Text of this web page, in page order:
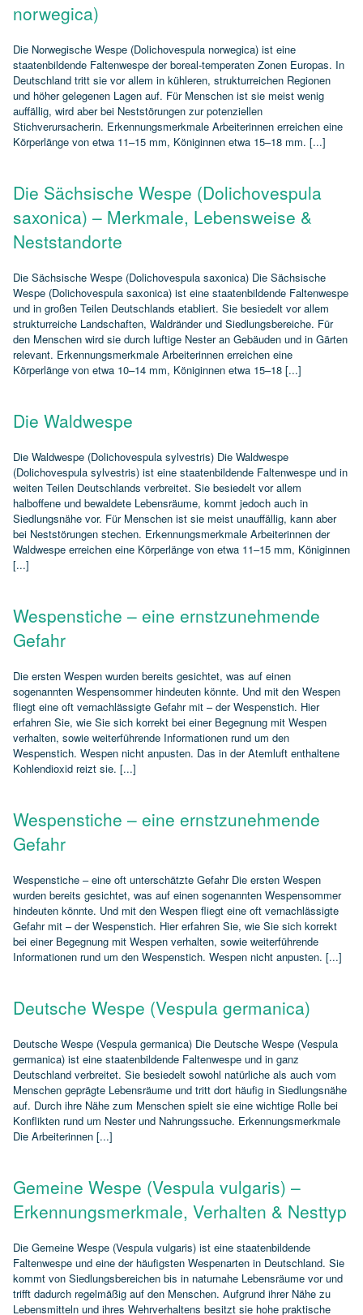
norwegica)
Die Norwegische Wespe (Dolichovespula norwegica) ist eine
staatenbildende Faltenwespe der boreal‑temperaten Zonen Europas. In
Deutschland tritt sie vor allem in kühleren, strukturreichen Regionen
und höher gelegenen Lagen auf. Für Menschen ist sie meist wenig
auffällig, wird aber bei Neststörungen zur potenziellen
Stichverursacherin. Erkennungsmerkmale Arbeiterinnen erreichen eine
Körperlänge von etwa 11–15 mm, Königinnen etwa 15–18 mm. [...]
Die Sächsische Wespe (Dolichovespula
saxonica) – Merkmale, Lebensweise &
Neststandorte
Die Sächsische Wespe (Dolichovespula saxonica) Die Sächsische
Wespe (Dolichovespula saxonica) ist eine staatenbildende Faltenwespe
und in großen Teilen Deutschlands etabliert. Sie besiedelt vor allem
strukturreiche Landschaften, Waldränder und Siedlungsbereiche. Für
den Menschen wird sie durch luftige Nester an Gebäuden und in Gärten
relevant. Erkennungsmerkmale Arbeiterinnen erreichen eine
Körperlänge von etwa 10–14 mm, Königinnen etwa 15–18 [...]
Die Waldwespe
Die Waldwespe (Dolichovespula sylvestris) Die Waldwespe
(Dolichovespula sylvestris) ist eine staatenbildende Faltenwespe und in
weiten Teilen Deutschlands verbreitet. Sie besiedelt vor allem
halboffene und bewaldete Lebensräume, kommt jedoch auch in
Siedlungsnähe vor. Für Menschen ist sie meist unauffällig, kann aber
bei Neststörungen stechen. Erkennungsmerkmale Arbeiterinnen der
Waldwespe erreichen eine Körperlänge von etwa 11–15 mm, Königinnen
[...]
Wespenstiche – eine ernstzunehmende
Gefahr
Die ersten Wespen wurden bereits gesichtet, was auf einen
sogenannten Wespensommer hindeuten könnte. Und mit den Wespen
fliegt eine oft vernachlässigte Gefahr mit – der Wespenstich. Hier
erfahren Sie, wie Sie sich korrekt bei einer Begegnung mit Wespen
verhalten, sowie weiterführende Informationen rund um den
Wespenstich. Wespen nicht anpusten. Das in der Atemluft enthaltene
Kohlendioxid reizt sie. [...]
Wespenstiche – eine ernstzunehmende
Gefahr
Wespenstiche – eine oft unterschätzte Gefahr Die ersten Wespen
wurden bereits gesichtet, was auf einen sogenannten Wespensommer
hindeuten könnte. Und mit den Wespen fliegt eine oft vernachlässigte
Gefahr mit – der Wespenstich. Hier erfahren Sie, wie Sie sich korrekt
bei einer Begegnung mit Wespen verhalten, sowie weiterführende
Informationen rund um den Wespenstich. Wespen nicht anpusten. [...]
Deutsche Wespe (Vespula germanica)
Deutsche Wespe (Vespula germanica) Die Deutsche Wespe (Vespula
germanica) ist eine staatenbildende Faltenwespe und in ganz
Deutschland verbreitet. Sie besiedelt sowohl natürliche als auch vom
Menschen geprägte Lebensräume und tritt dort häufig in Siedlungsnähe
auf. Durch ihre Nähe zum Menschen spielt sie eine wichtige Rolle bei
Konflikten rund um Nester und Nahrungssuche. Erkennungsmerkmale
Die Arbeiterinnen [...]
Gemeine Wespe (Vespula vulgaris) –
Erkennungsmerkmale, Verhalten & Nesttyp
Die Gemeine Wespe (Vespula vulgaris) ist eine staatenbildende
Faltenwespe und eine der häufigsten Wespenarten in Deutschland. Sie
kommt von Siedlungsbereichen bis in naturnahe Lebensräume vor und
trifft dadurch regelmäßig auf den Menschen. Aufgrund ihrer Nähe zu
Lebensmitteln und ihres Wehrverhaltens besitzt sie hohe praktische